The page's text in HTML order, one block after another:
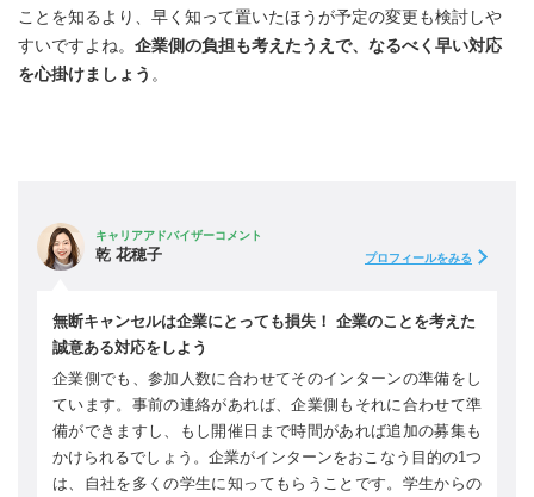
ことを知るより、早く知って置いたほうが予定の変更も検討しや
すいですよね。 企業側の負担も考えたうえで、なるべく早い対応
を心掛けましょう 。
キャリアアドバイザーコメント
乾 花穂子 プロフィールをみる
無断キャンセルは企業にとっても損失！ 企業のことを考えた
誠意ある対応をしよう
企業側でも、参加人数に合わせてそのインターンの準備をし
ています。事前の連絡があれば、企業側もそれに合わせて準
備ができますし、もし開催日まで時間があれば追加の募集も
かけられるでしょう。企業がインターンをおこなう目的の1つ
は、自社を多くの学生に知ってもらうことです。学生からの